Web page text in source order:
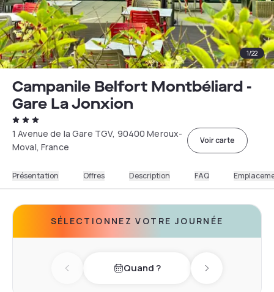
1/22
Campanile Belfort Montbéliard -
Gare La Jonxion
1 Avenue de la Gare TGV, 90400 Meroux-
Moval, France
Voir carte
Présentation Offres Description FAQ
SÉLECTIONNEZ VOTRE JOURNÉE
Previous dayQuand ? Next day